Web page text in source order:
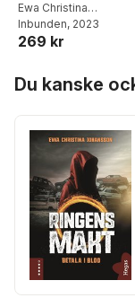
Ewa Christina
Johansson
Inbunden, 2023
269 kr
Du kanske